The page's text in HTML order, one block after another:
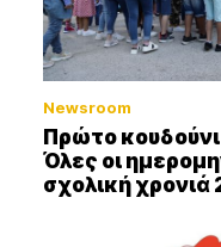
Newsroom
Πρώτο κουδούνι
Όλες οι
σχολική